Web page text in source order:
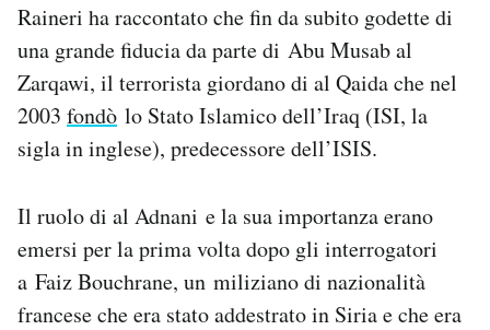
Raineri ha raccontato che fin da subito godette di
una grande fiducia da parte di Abu Musab al
Zarqawi, il terrorista giordano di al Qaida che nel
2003 fondò lo Stato Islamico dell’Iraq (ISI, la
sigla in inglese), predecessore dell’ISIS.
Il ruolo di al Adnani e la sua importanza erano
emersi per la prima volta dopo gli interrogatori
a Faiz Bouchrane, un miliziano di nazionalità
francese che era stato addestrato in Siria e che era